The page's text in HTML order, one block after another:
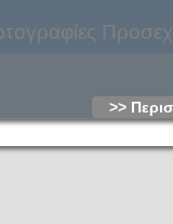
>>